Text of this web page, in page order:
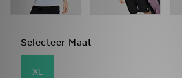
Selecteer Maat
XL